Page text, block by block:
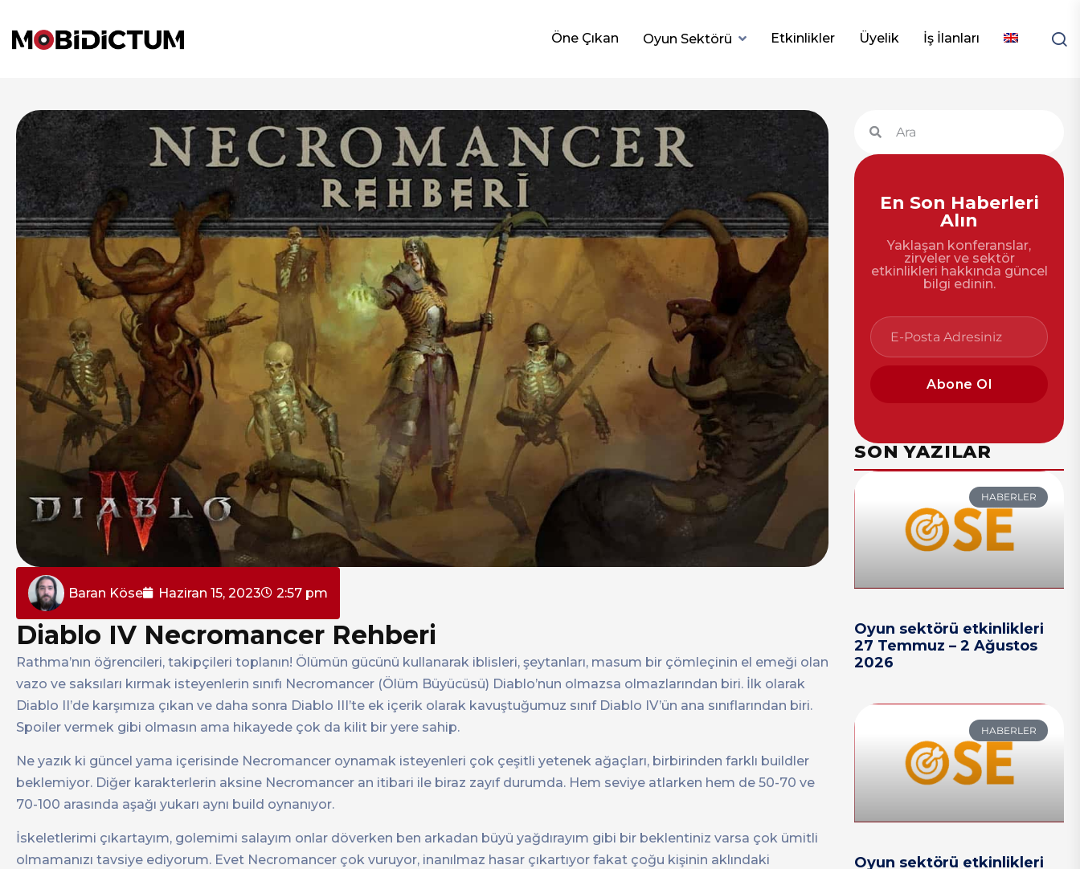
Öne Çıkan Oyun Sektörü Etkinlikler Üyelik İş İlanları
Baran Köse Haziran 15, 2023 2:57 pm
Diablo IV Necromancer Rehberi
Rathma’nın öğrencileri, takipçileri toplanın! Ölümün gücünü kullanarak iblisleri, şeytanları, masum bir çömleçinin el emeği olan
vazo ve saksıları kırmak isteyenlerin sınıfı Necromancer (Ölüm Büyücüsü) Diablo’nun olmazsa olmazlarından biri. İlk olarak
Diablo II’de karşımıza çıkan ve daha sonra Diablo III’te ek içerik olarak kavuştuğumuz sınıf Diablo IV’ün ana sınıflarından biri.
Spoiler vermek gibi olmasın ama hikayede çok da kilit bir yere sahip.
Ne yazık ki güncel yama içerisinde Necromancer oynamak isteyenleri çok çeşitli yetenek ağaçları, birbirinden farklı buildler
beklemiyor. Diğer karakterlerin aksine Necromancer an itibari ile biraz zayıf durumda. Hem seviye atlarken hem de 50-70 ve
70-100 arasında aşağı yukarı aynı build oynanıyor.
İskeletlerimi çıkartayım, golemimi salayım onlar döverken ben arkadan büyü yağdırayım gibi bir beklentiniz varsa çok ümitli
olmamanızı tavsiye ediyorum. Evet Necromancer çok vuruyor, inanılmaz hasar çıkartıyor fakat çoğu kişinin aklındaki
En Son Haberleri
Alın
Yaklaşan konferanslar,
zirveler ve sektör
etkinlikleri hakkında güncel
bilgi edinin.
Abone Ol
SON YAZILAR
HABERLER
Oyun sektörü etkinlikleri
27 Temmuz – 2 Ağustos
2026
HABERLER
Oyun sektörü etkinlikleri